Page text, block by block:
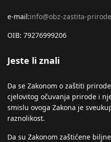
e-mail:info@obz-zastita-
OIB: 79276999206
Jeste li znali
Da se Zakonom o zaštiti
cjelovitog očuvanja prirode i
smislu ovoga Zakona je
raznolikost.
Da su Zakonom zaštićene